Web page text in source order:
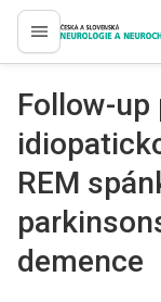
proLékaře.cz
Fol­low-
REM
demence